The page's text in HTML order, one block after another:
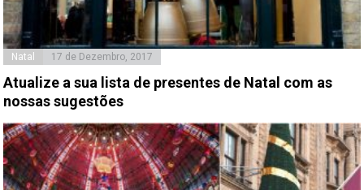
Natal 17 de Dezembro, 2017
Atualize a sua lista de presentes de Natal com as
nossas sugestões